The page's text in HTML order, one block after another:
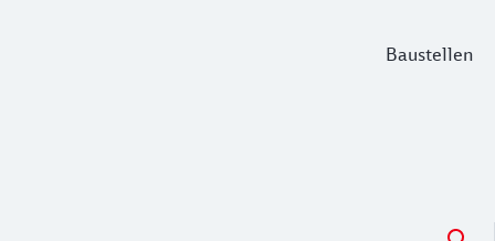
Baustellen